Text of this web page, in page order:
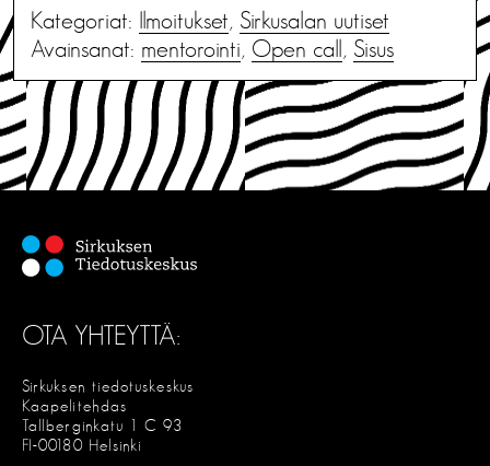
Kategoriat: Ilmoitukset, Sirkusalan uutiset
Avainsanat: mentorointi, Open call , Sisus
OTA YHTEYTTÄ:
Sirkuksen tiedotuskeskus
Kaapelitehdas
Tallberginkatu 1 C 93
FI-00180 Helsinki